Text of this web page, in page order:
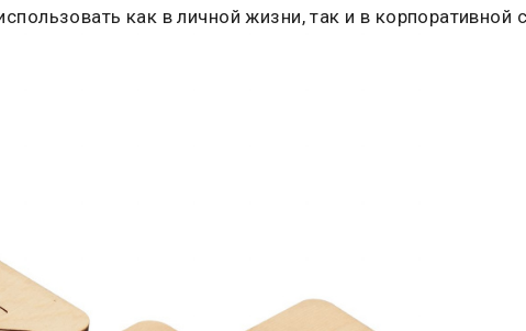
как в личной жизни, так и в корпоративной